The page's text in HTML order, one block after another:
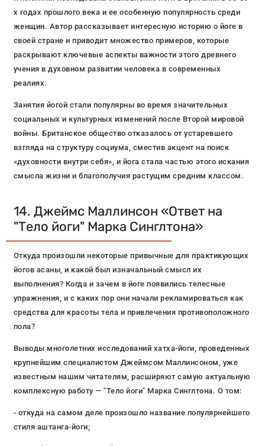
х годах прошлого века и ее особенную популярность среди
женщин. Автор рассказывает интересную историю о йоге в
своей стране и приводит множество примеров, которые
раскрывают ключевые аспекты важности этого древнего
учения в духовном развитии человека в современных
реалиях.
Занятия йогой стали популярны во время значительных
социальных и культурных изменений после Второй мировой
войны. Британское общество отказалось от устаревшего
взгляда на структуру социума, сместив акцент на поиск
«духовности внутри себя», и йога стала частью этого искания
смысла жизни и благополучия растущим средним классом.
14. Джеймс Маллинсон «Ответ на
"Тело йоги" Марка Синглтона»
Откуда произошли некоторые привычные для практикующих
йогов асаны, и какой был изначальный смысл их
выполнения? Когда и зачем в йоге появились телесные
упражнения, и с каких пор они начали рекламироваться как
средства для красоты тела и привлечения противоположного
пола?
Выводы многолетних исследований хатха-йоги, проведенных
крупнейшим специалистом Джеймсом Маллинсоном, уже
известным нашим читателям, расширяют самую актуальную
комплексную работу — "Тело йоги" Марка Синглтона. О том:
- откуда на самом деле произошло название популярнейшего
стиля аштанга-йоги;